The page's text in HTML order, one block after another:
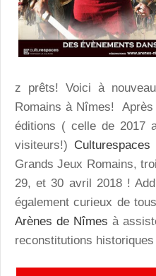
z prêts! Voici à
Romains à Nîmes!
éditions ( celle de 2017
visiteurs!) Culturespaces
Grands Jeux Romains,
29, et 30 avril 2018 !
également curieux de
Arènes de Nîmesà
reconstitutions historiques